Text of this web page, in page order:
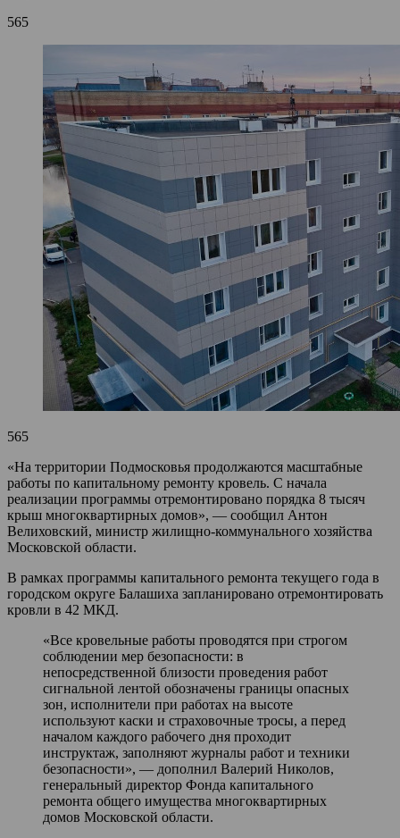
565
565
«На территории Подмосковья продолжаются масштабные
работы по капитальному ремонту кровель. С начала
реализации программы отремонтировано порядка 8 тысяч
крыш многоквартирных домов», — сообщил Антон
Велиховский, министр жилищно-коммунального хозяйства
Московской области.
В рамках программы капитального ремонта текущего года в
городском округе Балашиха запланировано отремонтировать
кровли в 42 МКД.
«Все кровельные работы проводятся при строгом
соблюдении мер безопасности: в
непосредственной близости проведения работ
сигнальной лентой обозначены границы опасных
зон, исполнители при работах на высоте
используют каски и страховочные тросы, а перед
началом каждого рабочего дня проходит
инструктаж, заполняют журналы работ и техники
безопасности», — дополнил Валерий Николов,
генеральный директор Фонда капитального
ремонта общего имущества многоквартирных
домов Московской области.